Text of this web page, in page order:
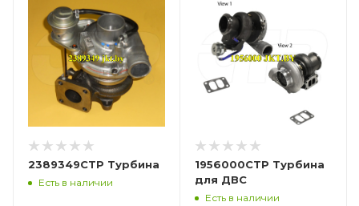
2389349CTP Турбина
Есть в наличии
1956000CTP Турбина
для ДВС
Есть в наличии